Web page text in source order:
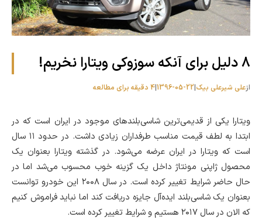
8 دلیل برای آنکه سوزوکی ویتارا نخریم!
ازعلی شیرعلی بیک|
1396-05-22
|4 دقیقه برای مطالعه
ویتارا یکی از قدیمی‌ترین شاسی‌بلندهای موجود در ایران است که در
ابتدا به لطف قیمت مناسب طرفداران زیادی داشت. در حدود ۱۱ سال
است که ویتارا در ایران عرضه می‌شود. در گذشته ویتارا بعنوان یک
محصول ژاپنی مونتاژ داخل یک گزینه خوب محسوب می‌شد اما در
حال حاضر شرایط تغییر کرده است. در سال ۲۰۰۸ این خودرو توانست
بعنوان یک شاسی‌بلند ایده‌آل جایزه دریافت کند اما نباید فراموش کنیم
که الان در سال ۲۰۱۷ هستیم و شرایط تغییر کرده است.